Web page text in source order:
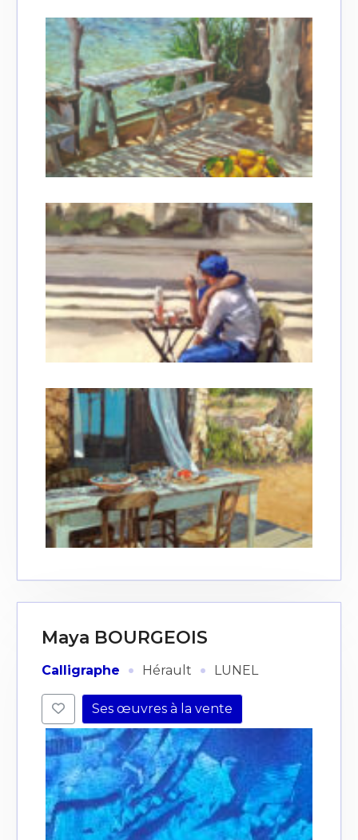
Maya BOURGEOIS
Calligraphe · Hérault · LUNEL
Ses œuvres à la vente